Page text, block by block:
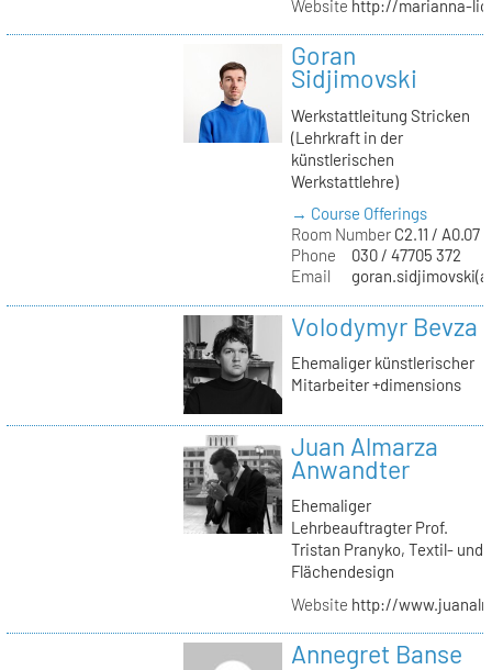
Website http://marianna-
Goran
Sidjimovski
Werkstattleitung Stricken
(Lehrkraft in der
künstlerischen
Werkstattlehre)
→ Course Offerings
Room NumberC2.11 / A0.07
Phone
030 / 47705 372
Email
Volodymyr Bevza
Ehemaliger künstlerischer
Mitarbeiter +dimensions
Juan Almarza
Anwandter
Ehemaliger
Lehrbeauftragter Prof.
Tristan Pranyko, Textil- und
Flächendesign
Website http://
Annegret Banse